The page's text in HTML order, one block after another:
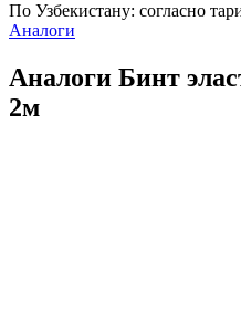
По Узбекистану: согласно
Аналоги
Аналоги Бинт
2м